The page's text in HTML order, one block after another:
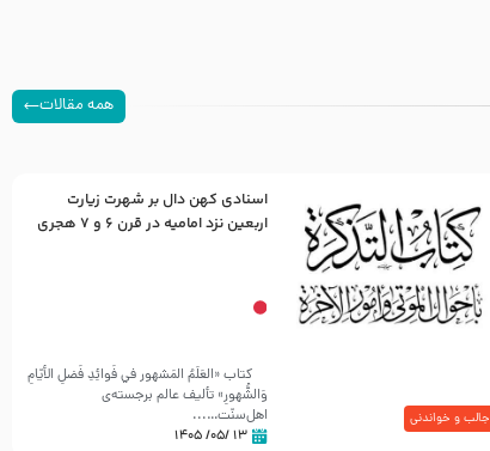
همه مقالات
جالب و خواندنی
اسنادی کهن دال بر شهرت زیارت
اربعین نزد امامیه در قرن ۶ و ۷ هجری
کتاب «العَلَمُ المَشهور في فَوائِدِ فَضلِ الأيّامِ
وَالشُّهورِ» تألیف عالم برجسته‌ی
اهل‌سنّت…...
۱۳ /۰۵/ ۱۴۰۵